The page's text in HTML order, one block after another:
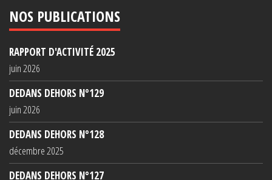
NOS PUBLICATIONS
RAPPORT D'ACTIVITÉ 2025
juin 2026
DEDANS DEHORS N°129
juin 2026
DEDANS DEHORS N°128
décembre 2025
DEDANS DEHORS N°127